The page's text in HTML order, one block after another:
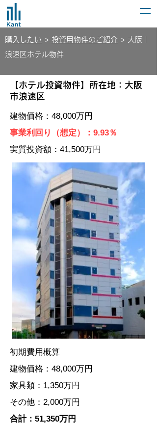
​ 購入したい > 投資用物件のご紹介 > 大阪｜
浪速区ホテル物件
​建物価格：48,000万円
事業​利回り（想定）：9.93％
​実質投資額：41,500万円
【ホテル投資物件】所在地：大阪
市浪速区
初期費用概算
建物価格：48,000万円
家具類：1,350万円
その他：2,000万円
合計：51,350万円